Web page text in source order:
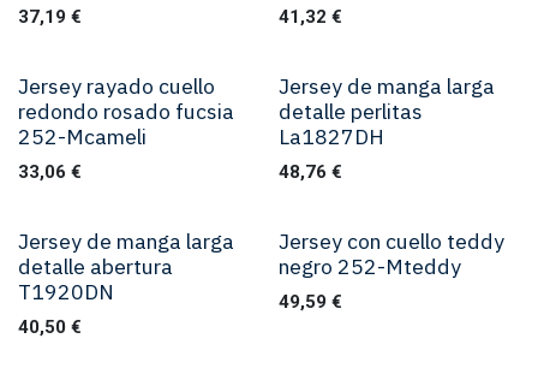
37,19 € 41,32 €
Jersey rayado cuello
redondo rosado fucsia
252-Mcameli
33,06 €
Jersey de manga larga
detalle perlitas
La1827DH
48,76 €
Jersey de manga larga
detalle abertura
T1920DN
40,50 €
Jersey con cuello teddy
negro 252-Mteddy
49,59 €